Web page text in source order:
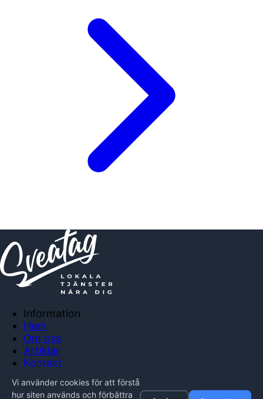
Information
Hem
Om oss
Artiklar
Kontakt
Integritetspolicy
Vi använder cookies för att förstå
hur siten används och förbättra